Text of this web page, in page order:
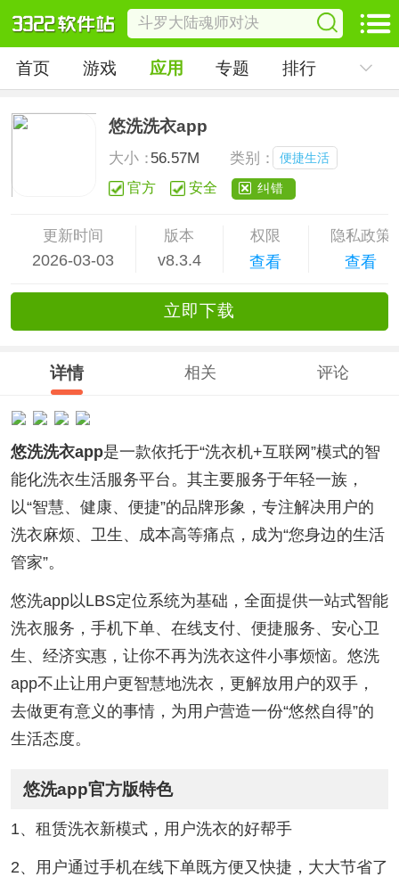
首页 游戏 应用 专题 排行
悠洗洗衣app
大小：56.57M 类别： 便捷生活
官方 安全 纠错
更新时间
2026-03-03
版本
v8.3.4
权限
查看
隐私政策
查看
立即下载
详情 相关 评论
悠洗洗衣app是一款依托于“洗衣机+互联网”模式的智
能化洗衣生活服务平台。其主要服务于年轻一族，
以“智慧、健康、便捷”的品牌形象，专注解决用户的
洗衣麻烦、卫生、成本高等痛点，成为“您身边的生活
管家”。
悠洗app以LBS定位系统为基础，全面提供一站式智能
洗衣服务，手机下单、在线支付、便捷服务、安心卫
生、经济实惠，让你不再为洗衣这件小事烦恼。悠洗
app不止让用户更智慧地洗衣，更解放用户的双手，
去做更有意义的事情，为用户营造一份“悠然自得”的
生活态度。
悠洗app官方版特色
1、租赁洗衣新模式，用户洗衣的好帮手
2、用户通过手机在线下单既方便又快捷，大大节省了